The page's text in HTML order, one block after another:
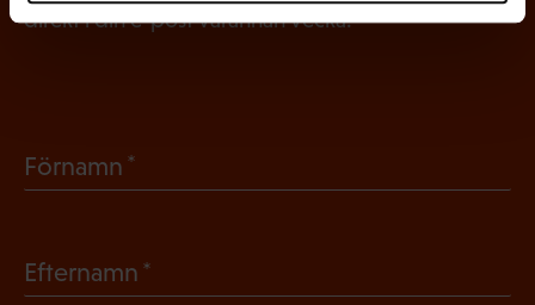
direkt i din e-post varannan vecka.
Förnamn
Efternamn